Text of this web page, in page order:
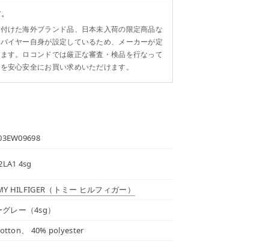
けた海外ブランド品、日本未入荷の限定商品な
イヤー自身が設定しているため、メーカーが定
す。ロコンドでは厳正な審査・検品を行なって
安心安全にお買い求めいただけます。
4sg
HILFIGER （トミー ヒルフィガー）
レー（4sg）
、 40% polyester